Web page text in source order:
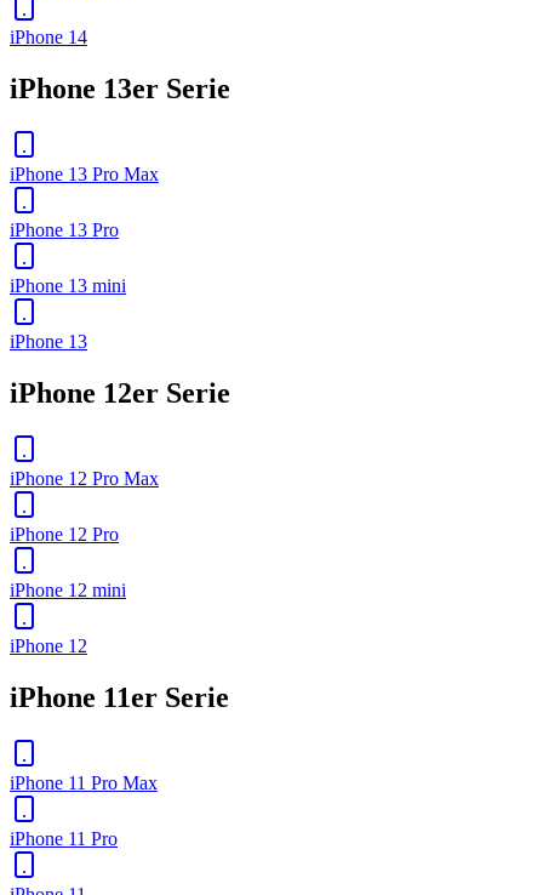
iPhone 14
iPhone 13er Serie
iPhone 13 Pro Max
iPhone 13 Pro
iPhone 13 mini
iPhone 13
iPhone 12er Serie
iPhone 12 Pro Max
iPhone 12 Pro
iPhone 12 mini
iPhone 12
iPhone 11er Serie
iPhone 11 Pro Max
iPhone 11 Pro